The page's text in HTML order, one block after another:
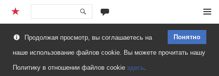
Перейти
содержимому
Понятно
Продолжая просмотр, вы соглашаетесь на
наше использование файлов cookie. Вы можете прочитать нашу
Политику в отношении файлов cookie здесь.